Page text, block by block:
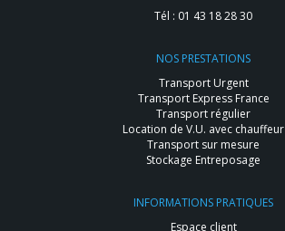
Tél : 01 43 18 28 30
NOS PRESTATIONS
Transport Urgent
Transport Express France
Transport régulier
Location de V.U. avec chauffeur
Transport sur mesure
Stockage Entreposage
INFORMATIONS PRATIQUES
Espace client